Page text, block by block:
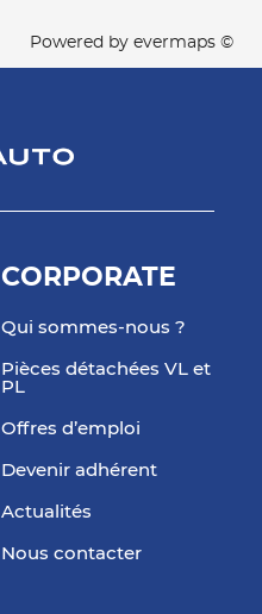
Powered by evermaps ©
CORPORATE
Qui sommes-nous ?
Pièces détachées VL et
PL
Offres d’emploi
Devenir adhérent
Actualités
Nous contacter